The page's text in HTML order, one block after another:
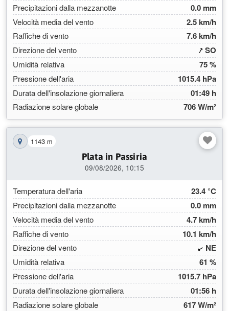
Precipitazioni dalla mezzanotte 0.0 mm
Velocità media del vento 2.5 km/h
Raffiche di vento 7.6 km/h
Direzione del vento SO
Umidità relativa
75 %
Pressione dell'aria 1015.4 hPa
Durata dell'insolazione giornaliera 01:49 h
Radiazione solare globale 706 W/m²
Mostra la stazione sulla mappa
1143 m
Plata in Passiria
09/08/2026, 10:15
Temperatura dell'aria 23.4 °C
Precipitazioni dalla mezzanotte 0.0 mm
Velocità media del vento 4.7 km/h
Raffiche di vento 10.1 km/h
Direzione del vento NE
Umidità relativa
61 %
Pressione dell'aria 1015.7 hPa
Durata dell'insolazione giornaliera 01:56 h
Radiazione solare globale 617 W/m²